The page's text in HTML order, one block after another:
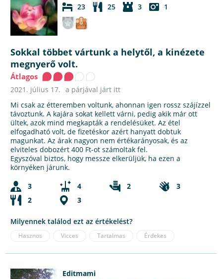
23
25 3 1
Sokkal többet vártunk a helytől, a kinézete
megnyerő volt.
Átlagos
2021. július 17. a párjával járt itt
Mi csak az étteremben voltunk, ahonnan igen rossz szájízzel
távoztunk. A kajára sokat kellett várni, pedig akik már ott
ültek, azok mind megkapták a rendelésüket. Az étel
elfogadható volt, de fizetéskor azért hanyatt dobtuk
magunkat. Az árak nagyon nem értékarányosak, és az
elviteles dobozért 400 Ft-ot számoltak fel.
Egyszóval biztos, hogy messze elkerüljük, ha ezen a
környéken járunk.
3
4 2
3
2
3
Milyennek találod ezt az értékelést?
Hasznos Vicces Tartalmas Érdekes
Editmami